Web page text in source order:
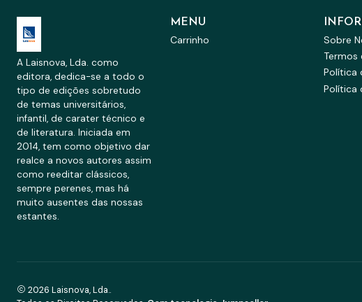
A Laisnova, Lda. como
editora, dedica-se a todo o
tipo de edições sobretudo
de temas universitários,
infantil, de carater técnico e
de literatura. Iniciada em
2014, tem como objetivo dar
realce a novos autores assim
como reeditar clássicos,
sempre perenes, mas há
muito ausentes das nossas
estantes.
MENU
Carrinho
Sobre
Termos
Política
Política
2026 Laisnova, Lda..